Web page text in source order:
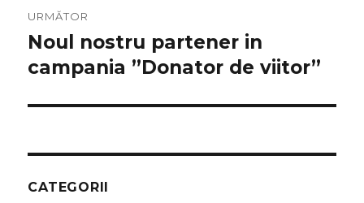
URMĂTOR
Articolul
următor:
Noul nostru partener in
campania ”Donator de viitor”
CATEGORII